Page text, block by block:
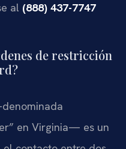
al (888) 437-7747
de restricción
en Virginia— es un